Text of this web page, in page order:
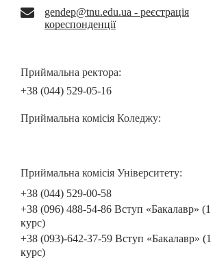
gendep@tnu.edu.ua - реєстрація
кореспонденції
Приймальна ректора:
+38 (044) 529-05-16
Приймальна комісія Коледжу:
Приймальна комісія Університету:
+38 (044) 529-00-58
+38 (096) 488-54-86 Вступ «Бакалавр» (1
курс)
+38 (093)-642-37-59 Вступ «Бакалавр» (1
курс)